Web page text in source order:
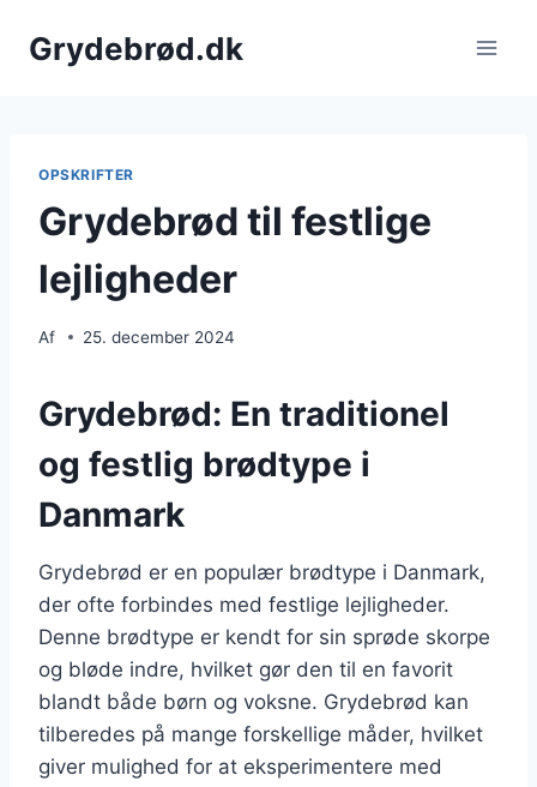
Grydebrød.dk
OPSKRIFTER
Grydebrød til festlige
lejligheder
Af 25. december 2024
Grydebrød: En traditionel
og festlig brødtype i
Danmark
Grydebrød er en populær brødtype i Danmark,
der ofte forbindes med festlige lejligheder.
Denne brødtype er kendt for sin sprøde skorpe
og bløde indre, hvilket gør den til en favorit
blandt både børn og voksne. Grydebrød kan
tilberedes på mange forskellige måder, hvilket
giver mulighed for at eksperimentere med